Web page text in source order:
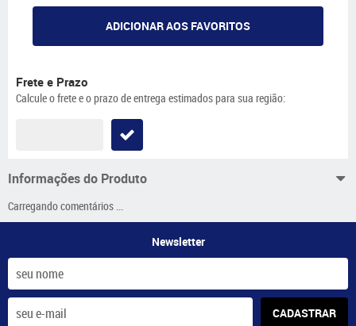
ADICIONAR AOS FAVORITOS
Frete e Prazo
Calcule o frete e o prazo de entrega estimados para sua região:
Informações do Produto
Carregando comentários ...
Newsletter
CADASTRAR